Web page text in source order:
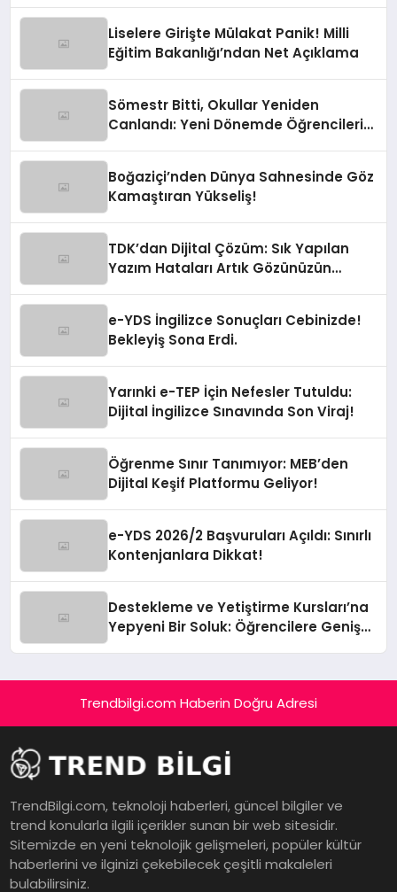
Liselere Girişte Mülakat Panik! Milli
Eğitim Bakanlığı’ndan Net Açıklama
Sömestr Bitti, Okullar Yeniden
Canlandı: Yeni Dönemde Öğrencileri
Boğaziçi’nden Dünya Sahnesinde Göz
Kamaştıran Yükseliş!
TDK’dan Dijital Çözüm: Sık Yapılan
Yazım Hataları Artık Gözünüzün
e-YDS İngilizce Sonuçları Cebinizde!
Bekleyiş Sona Erdi.
Yarınki e-TEP İçin Nefesler Tutuldu:
Dijital İngilizce Sınavında Son Viraj!
Öğrenme Sınır Tanımıyor: MEB’den
Dijital Keşif Platformu Geliyor!
e-YDS 2026/2 Başvuruları Açıldı: Sınırlı
Kontenjanlara Dikkat!
Destekleme ve Yetiştirme Kursları’na
Yepyeni Bir Soluk: Öğrencilere Geniş
Trendbilgi.com Haberin Doğru Adresi
TrendBilgi.com, teknoloji haberleri, güncel bilgiler ve
trend konularla ilgili içerikler sunan bir web sitesidir.
Sitemizde en yeni teknolojik gelişmeleri, popüler kültür
haberlerini ve ilginizi çekebilecek çeşitli makaleleri
bulabilirsiniz.